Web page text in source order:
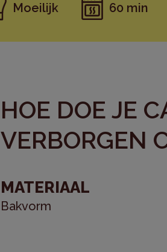
Moeilijk 60 min
HOE DOE JE
VERBORGEN
MATERIAAL
Bakvorm